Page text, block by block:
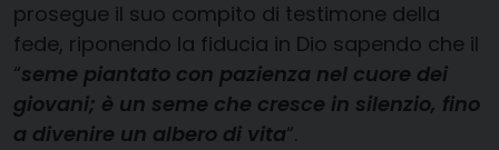
prosegue il suo compito di testimone della
fede, riponendo la fiducia in Dio sapendo che il
“seme piantato con pazienza nel cuore dei
giovani; è un seme che cresce in silenzio, fino
a divenire un albero di vita“.